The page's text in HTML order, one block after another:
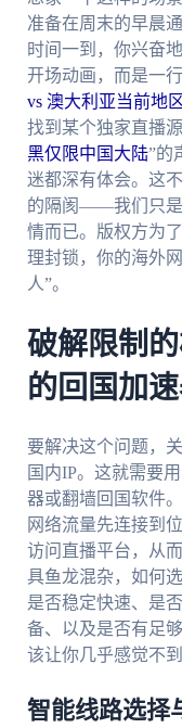
准备在周末的早晨
时间一到，你兴奋
开场动画，而是一
vs 澳大利亚当前地
找到某个独家直播
黑仅限中国大陆”的
迷都深有体会。这
的隔阂——我们只是
情而已。版权方为
理封锁，你的海外
人”。
破解限制
的回国加
要解决这个问题，
国内IP。这就需要
器或翻墙回国软件
网络流量先连接到
访问直播平台，从
具鱼龙混杂，如何
是否稳定快速、是
备、以及是否有足
该让你几乎感觉不
智能线路选择